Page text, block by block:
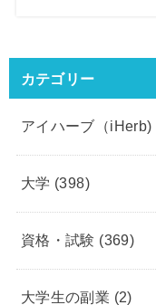
カテゴリー
アイハーブ（iHerb)
大学 (398)
資格・試験 (369)
大学生の副業 (2)